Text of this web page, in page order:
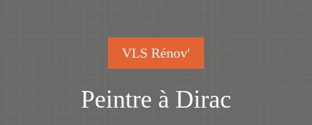
VLS Rénov'
Peintre à Dirac